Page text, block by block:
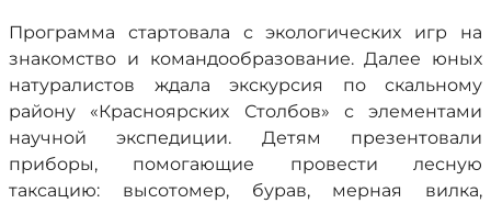
Программа стартовала с экологических игр на
знакомство и командообразование. Далее юных
натуралистов ждала экскурсия по скальному
району «Красноярских Столбов» с элементами
научной экспедиции. Детям презентовали
приборы, помогающие провести лесную
таксацию: высотомер, бурав, мерная вилка,